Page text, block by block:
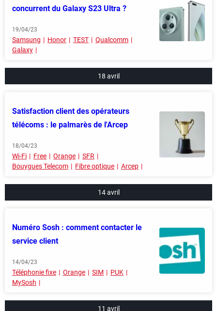
concurrent du Galaxy S23 Ultra ?
19/04/23
Samsung Honor TEST
Qualcomm
Galaxy
18 avril
Satisfaction client des opérateurs
télécoms : le palmarès de l'Arcep
18/04/23
Wi-Fi Free Orange
SFR
Bouygues Telecom
Fibre optique Arcep
14 avril
Numéro Sosh : comment contacter le
service client
14/04/23
Téléphonie fixe Orange SIM
PUK
MySosh
11 avril